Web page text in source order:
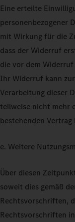
Eine erteilte
personenbezogener
mit Wirkung für die
dass der Widerruf
die vor dem
Ihr Widerruf kann
Verarbeitung dieser
teilweise nicht mehr
bestehenden Vertrag
e. Weitere
Über diesen
soweit dies gemäß
Rechtsvorschriften,
Rechtsvorschriften